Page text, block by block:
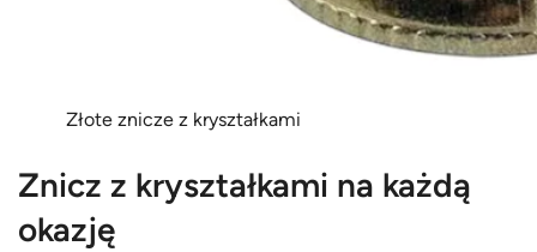
Złote znicze z kryształkami
Znicz z kryształkami na każdą
okazję